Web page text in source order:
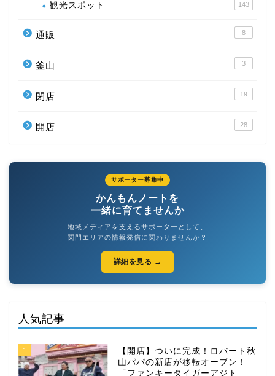
観光スポット 143
通販 8
釜山 3
閉店 19
開店 28
サポーター募集中
かんもんノートを
一緒に育てませんか
地域メディアを支えるサポーターとして、
関門エリアの情報発信に関わりませんか？
詳細を見る →
人気記事
1
【開店】ついに完成！ロバート秋
山パパの新店が移転オープン！
「ファンキータイガーアジト」